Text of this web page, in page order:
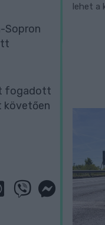
Sopron
fogadott
követően
lehet a